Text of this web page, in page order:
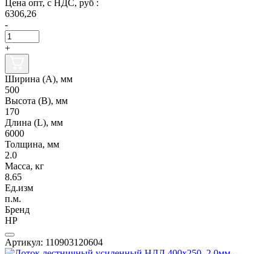
Цена опт, с НДС, руб :
6306,26
-
+
Ширина (А), мм
500
Высота (В), мм
170
Длина (L), мм
6000
Толщина, мм
2.0
Масса, кг
8.65
Ед.изм
п.м.
Бренд
НР
Артикул: 110903120604